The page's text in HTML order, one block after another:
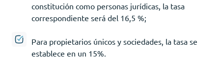
constitución como personas jurídicas, la tasa
correspondiente será del 16,5 %;
Para propietarios únicos y sociedades, la tasa se
establece en un 15%.